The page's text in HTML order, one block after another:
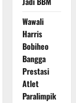
Wawali
Harris
Bobiheo
Bangga
Prestasi
Atlet
Paralimpik